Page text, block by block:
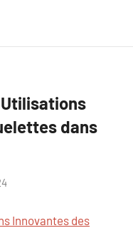
dans
Innovantes des